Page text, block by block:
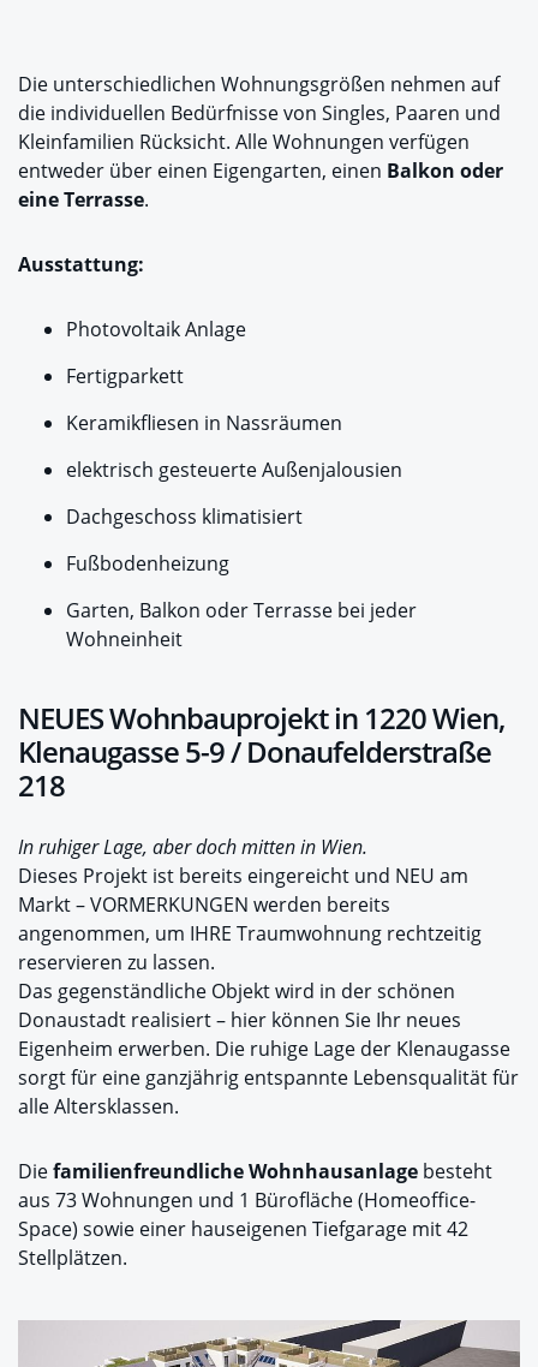
Die unterschiedlichen Wohnungsgrößen nehmen auf
die individuellen Bedürfnisse von Singles, Paaren und
Kleinfamilien Rücksicht. Alle Wohnungen verfügen
entweder über einen Eigengarten, einen Balkon oder
eine Terrasse.
Ausstattung:
Photovoltaik Anlage
Fertigparkett
Keramikfliesen in Nassräumen
elektrisch gesteuerte Außenjalousien
Dachgeschoss klimatisiert
Fußbodenheizung
Garten, Balkon oder Terrasse bei jeder
Wohneinheit
NEUES Wohnbauprojekt in 1220 Wien,
Klenaugasse 5-9 / Donaufelderstraße
218
In ruhiger Lage, aber doch mitten in Wien.
Dieses Projekt ist bereits eingereicht und NEU am
Markt – VORMERKUNGEN werden bereits
angenommen, um IHRE Traumwohnung rechtzeitig
reservieren zu lassen.
Das gegenständliche Objekt wird in der schönen
Donaustadt realisiert – hier können Sie Ihr neues
Eigenheim erwerben. Die ruhige Lage der Klenaugasse
sorgt für eine ganzjährig entspannte Lebensqualität für
alle Altersklassen.
Diefamilienfreundliche Wohnhausanlage besteht
aus 73 Wohnungen und 1 Bürofläche (Homeoffice-
Space) sowie einer hauseigenen Tiefgarage mit 42
Stellplätzen.